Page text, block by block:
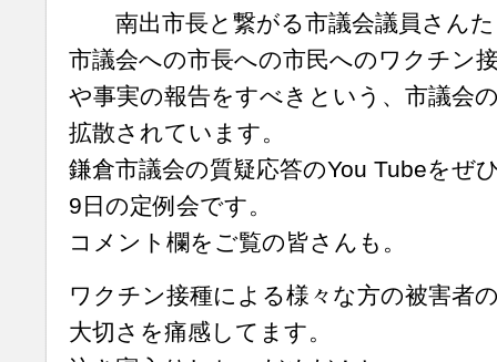
南出市長と繋がる市議会議員さんた
市議会への市長への市民へのワクチン
や事実の報告をすべきという、市議会
拡散されています。
鎌倉市議会の質疑応答のYou Tubeをぜ
9日の定例会です。
コメント欄をご覧の皆さんも。
ワクチン接種による様々な方の被害者
大切さを痛感してます。